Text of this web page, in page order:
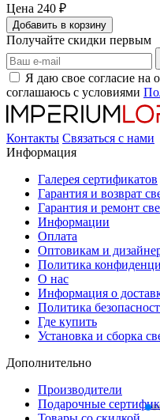
Цена 240 ₽
Добавить в корзину
Получайте скидки первым
Я даю свое согласие на
соглашаюсь с условиями
Контакты Связаться с нами
Информация
Галерея сертификатов
Гарантия и возврат
Гарантия и ремонт
Информации
Оплата
Оптовикам и
Политика
О нас
Информация о
Политика
Где купить
Установка и сборка
Дополнительно
Производители
Подарочные